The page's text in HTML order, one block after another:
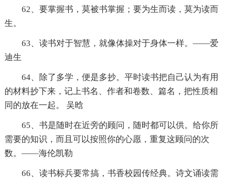
62、要掌握书，莫被书掌握；要为生而读，莫为读而
生。
63、读书对于智慧，就像体操对于身体一样。——爱
迪生
64、除了多学，便是多抄。平时读书把自己认为有用
的材料抄下来，记上书名、作者和卷数、篇名，把性质相
同的放在一起。 吴晗
65、书是随时在近旁的顾问，随时都可以供。给你所
需要的知识，而且可以按照你的心愿，重复这顾问的次
数。——海伦凯勒
66、读书标兵要常搞，书香校园传经典。诗文诵读需